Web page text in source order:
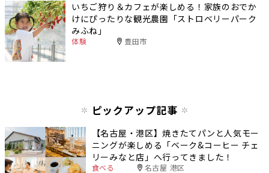
いちご狩り＆カフェが楽しめる！家族のおでか
けにぴったりな観光農園「ストロベリーパーク
みふね」
体験 豊田市
ピックアップ記事
【名古屋・港区】焼きたてパンと人気モー
ニングが楽しめる「ベーク&コーヒー チェ
リーみなと店」へ行ってきました！
食べる 名古屋 港区